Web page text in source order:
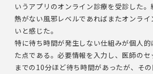
いうアプリのオンライン診療を受診した。
熱がない風邪レベルであればまたオンライ
いと感じた。
特に待ち時間が発生しない仕組みが個人的
た点である。必要情報を入力し、医師のセ
までの10分ほど待ち時間があったが、そ